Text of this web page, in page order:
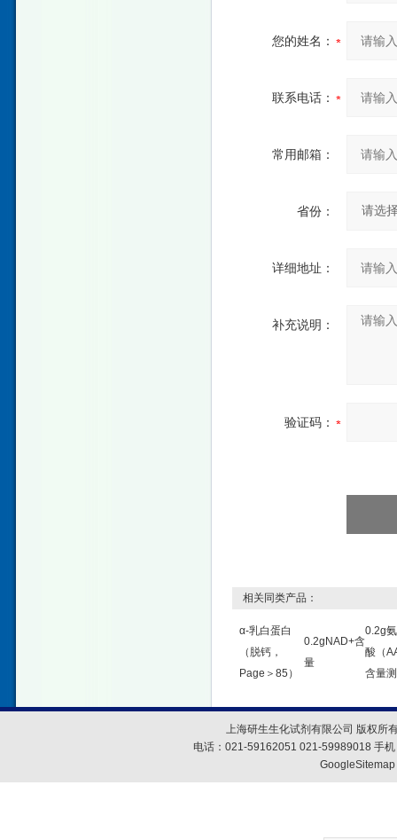
您的姓名：
联系电话：
常用邮箱：
省份：
详细地址：
补充说明：
验证码：
相关同类产品：
α-乳白蛋白
（脱钙，
Page＞85）
0.2gNAD+含
量
0.2g
酸（
含量
上海研生生化试剂有限公司 版权所
电话：021-59162051 021-59989018 手
GoogleSitemap